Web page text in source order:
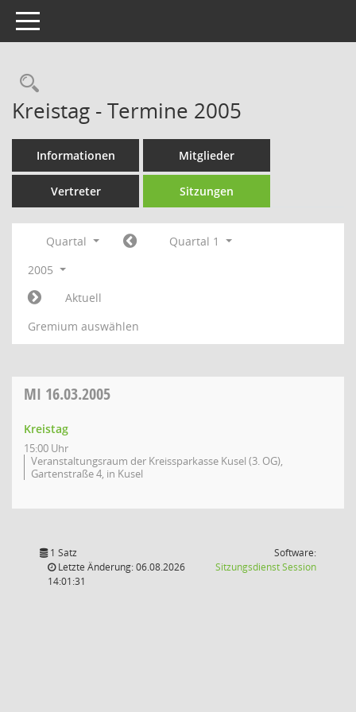
Toggle navigation
Rechercheauswahl
Kreistag - Termine 2005
Informationen Mitglieder
Vertreter Sitzungen
Quartal
Quartal 1
2005
Aktuell
Gremium auswählen
MI 16.03.2005
Kreistag
15:00 Uhr
Veranstaltungsraum der Kreissparkasse Kusel (3. OG),
Gartenstraße 4, in Kusel
1 Satz
Letzte Änderung: 06.08.2026
14:01:31
Software:
SitzungsdienstSession(Wird in